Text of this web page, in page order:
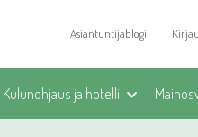
Asiantuntijablogi
Kulunohjaus ja hotelli